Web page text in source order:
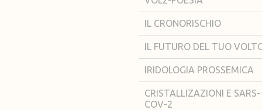
IL CRONORISCHIO
IL FUTURO DEL TUO
IRIDOLOGIA PROSSEMICA
CRISTALLIZAZIONI E SARS-
COV-2